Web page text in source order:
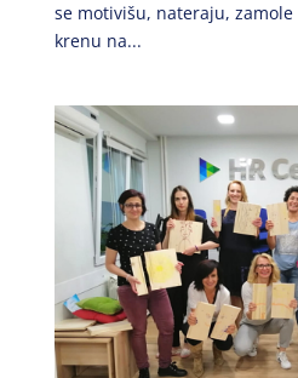
se motivišu, nateraju,
krenu na...